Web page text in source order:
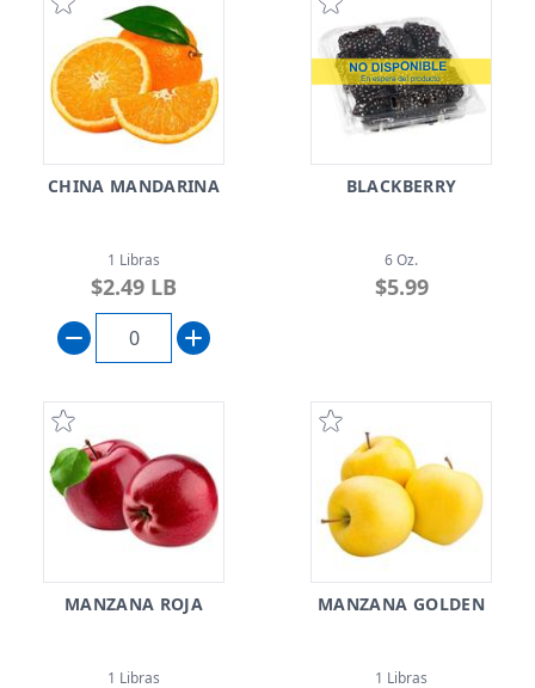
CHINA MANDARINA
1 Libras
$2.49 LB
BLACKBERRY
6 Oz.
$5.99
MANZANA ROJA
1 Libras
MANZANA GOLDEN
1 Libras